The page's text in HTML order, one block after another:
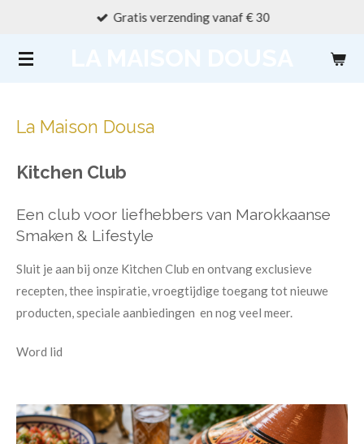
naar
Gratis verzending vanaf € 30
La Maison Dousa
Kitchen Club
Een club voor liefhebbers van Marokkaanse
Smaken & Lifestyle
Sluit je aan bij onze Kitchen Club en ontvang exclusieve
recepten, thee inspiratie, vroegtijdige toegang tot nieuwe
producten, speciale aanbiedingen en nog veel meer.
Word lid